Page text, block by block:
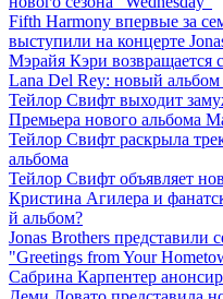
Fifth Harmony впервые за
выступили на концерте
Мэрайя Кэри возвращается
Lana Del Rey: новый альбом
Тейлор Свифт выходит
Премьера нового альбома
Тейлор Свифт раскрыла
альбома
Тейлор Свифт объявляет
Кристина Агилера и
й альбом?
Jonas Brothers
"Greetings from Your
Сабрина Карпентер